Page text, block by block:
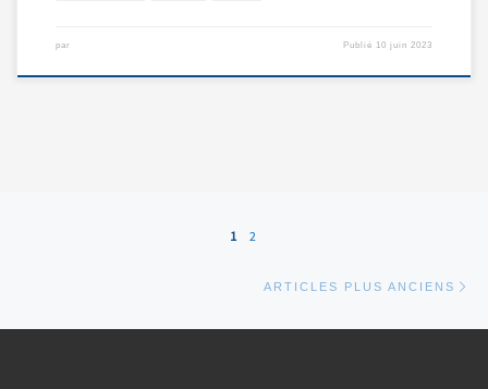
par Publié 10 juin 2023
1 2
ARTICLES PLUS ANCIENS